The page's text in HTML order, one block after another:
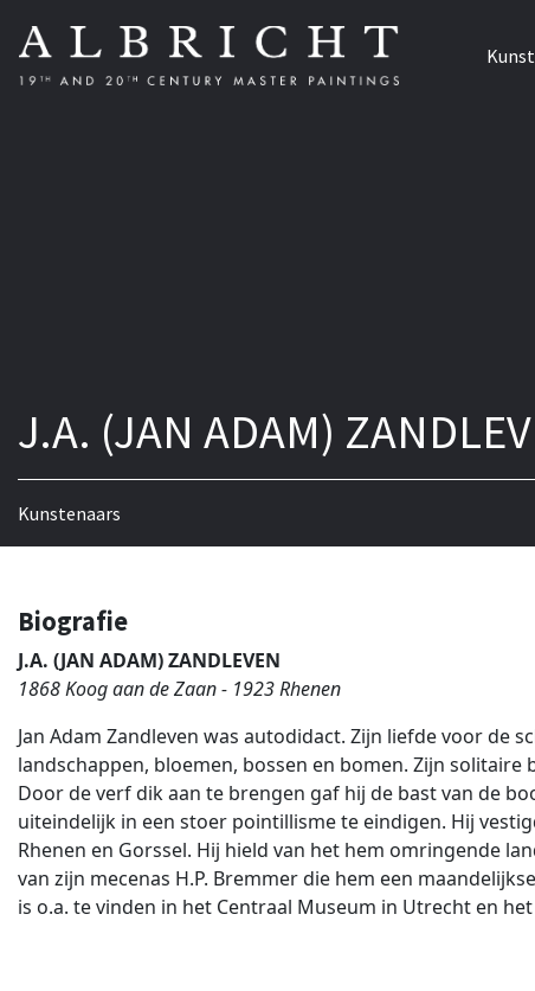
J.A. (JAN ADAM)
Kunstenaars
Biografie
J.A. (JAN ADAM) ZANDLEVEN
1868 Koog aan de Zaan - 1923 Rhenen
Jan Adam Zandleven was autodidact. Zijn liefde voor
landschappen, bloemen, bossen en bomen. Zijn
Door de verf dik aan te brengen gaf hij de bast van de
uiteindelijk in een stoer pointillisme te eindigen. Hij
Rhenen en Gorssel. Hij hield van het hem omringende
van zijn mecenas H.P. Bremmer die hem een
is o.a. te vinden in het Centraal Museum in Utrecht en